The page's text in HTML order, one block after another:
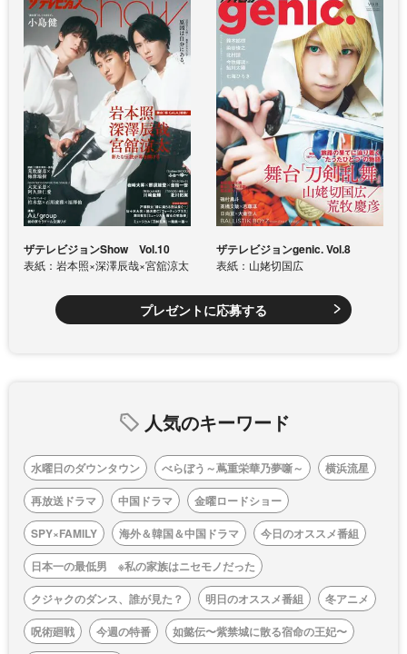
ザテレビジョンShow Vol.10
表紙：岩本照×深澤辰哉×宮舘涼太
ザテレビジョンgenic. Vol.8
表紙：山姥切国広
プレゼントに応募する
人気のキーワード
水曜日のダウンタウン べらぼう～蔦重栄華乃夢噺～
横浜流星
再放送ドラマ
中国ドラマ
金曜ロードショー
SPY×FAMILY
海外＆韓国＆中国ドラマ
今日のオススメ番組
日本一の最低男 ※私の家族はニセモノだった
クジャクのダンス、誰が見た？
明日のオススメ番組
冬アニメ
呪術廻戦
今週の特番
如懿伝〜紫禁城に散る宿命の王妃〜